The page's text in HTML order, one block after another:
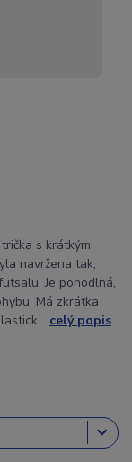
s krátkým
navržena tak,
Je pohodlná,
Má zkrátka
celý popis